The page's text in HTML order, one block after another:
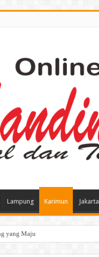
Lampung Karimun Jakarta
yang Maju
Selatan